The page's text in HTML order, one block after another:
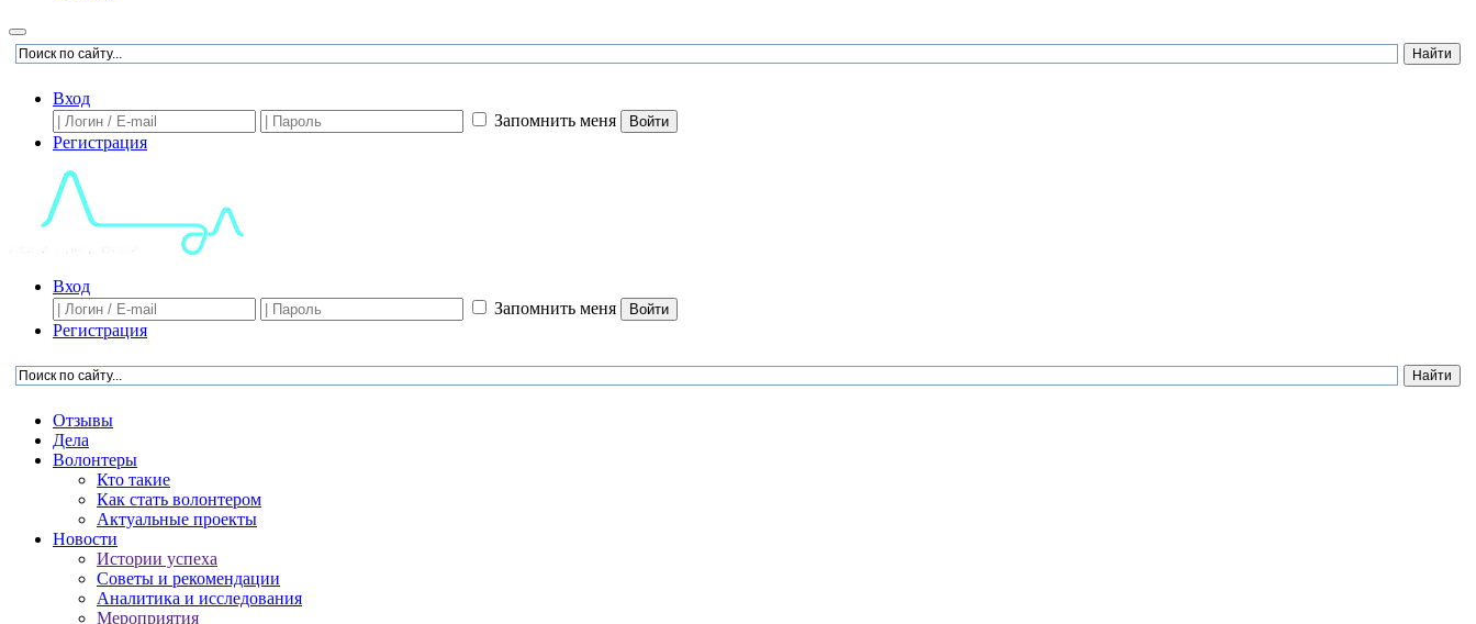
Вход
Запомнить меня
Войти
Регистрация
Вход
Запомнить меня
Войти
Регистрация
Отзывы
Дела
Волонтеры
Кто такие
Как стать волонтером
Актуальные проекты
Новости
Истории успеха
Советы и рекомендации
Аналитика и исследования
Мероприятия